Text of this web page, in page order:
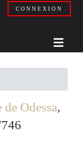
CONNEXION
Odessa,